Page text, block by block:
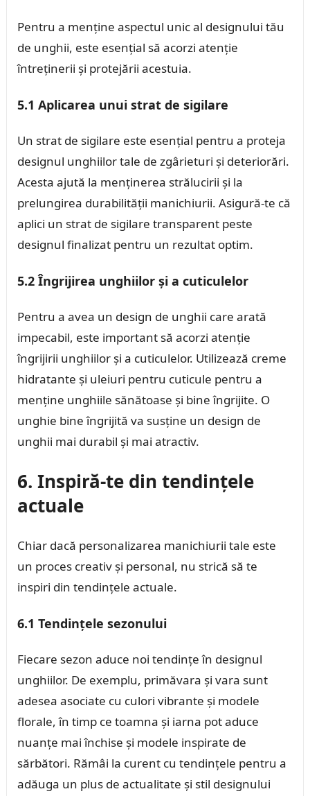
Pentru a menține aspectul unic al designului tău
de unghii, este esențial să acorzi atenție
întreținerii și protejării acestuia.
5.1 Aplicarea unui strat de sigilare
Un strat de sigilare este esențial pentru a proteja
designul unghiilor tale de zgârieturi și deteriorări.
Acesta ajută la menținerea strălucirii și la
prelungirea durabilității manichiurii. Asigură-te că
aplici un strat de sigilare transparent peste
designul finalizat pentru un rezultat optim.
5.2 Îngrijirea unghiilor și a cuticulelor
Pentru a avea un design de unghii care arată
impecabil, este important să acorzi atenție
îngrijirii unghiilor și a cuticulelor. Utilizează creme
hidratante și uleiuri pentru cuticule pentru a
menține unghiile sănătoase și bine îngrijite. O
unghie bine îngrijită va susține un design de
unghii mai durabil și mai atractiv.
6. Inspiră-te din tendințele
actuale
Chiar dacă personalizarea manichiurii tale este
un proces creativ și personal, nu strică să te
inspiri din tendințele actuale.
6.1 Tendințele sezonului
Fiecare sezon aduce noi tendințe în designul
unghiilor. De exemplu, primăvara și vara sunt
adesea asociate cu culori vibrante și modele
florale, în timp ce toamna și iarna pot aduce
nuanțe mai închise și modele inspirate de
sărbători. Rămâi la curent cu tendințele pentru a
adăuga un plus de actualitate și stil designului